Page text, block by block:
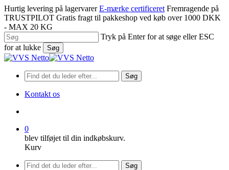
Spring
til
hovedindhold
Hurtig levering på lagervarer E-mærke certificeret Fremragende på
TRUSTPILOT Gratis fragt til pakkeshop ved køb over 1000 DKK
- MAX 20 KG
Tryk på Enter for at søge eller ESC
for at lukke
Søg
Luk
Søg
Kontakt os
0
blev tilføjet til din indkøbskurv.
Kurv
Menu
Søg